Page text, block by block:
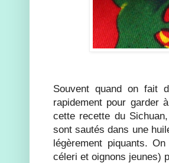
Souvent quand on fait
rapidement pour garder
cette recette du
sont sautés dans une
légèrement piquants.
céleri et oignons jeunes)